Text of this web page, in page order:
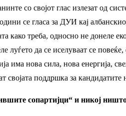
со својот глас излезат од
се гласа за ДУИ кај
како треба, односно не донеле
луѓето да се иселуваат се
има нова сила, нова енергија,
својата поддршка за
сопартијци“ и никој